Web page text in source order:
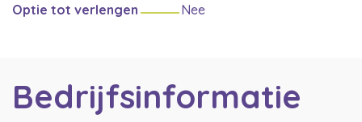
Optie tot verlengen
Nee
Bedrijfsinformatie